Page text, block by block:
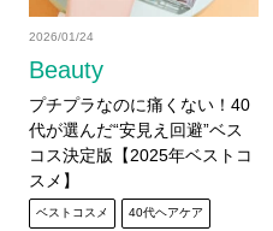
Beauty
2026/01/24
プチプラなのに痛くない！40
代が選んだ“安見え回避”ベス
コス決定版【2025年ベストコ
スメ】
ベストコスメ 40代ヘアケア